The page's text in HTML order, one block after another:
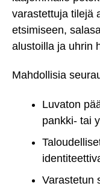
varastettuja tilejä
etsimiseen,
alustoilla ja uhrin
Mahdollisia
Luvaton
pankki- tai
Varastetun